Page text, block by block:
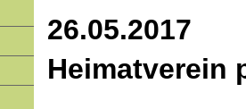
26.05.2017
Heimatverein